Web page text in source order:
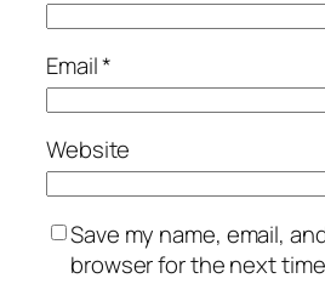
Email*
Website
Save my name, email,
browser for the next